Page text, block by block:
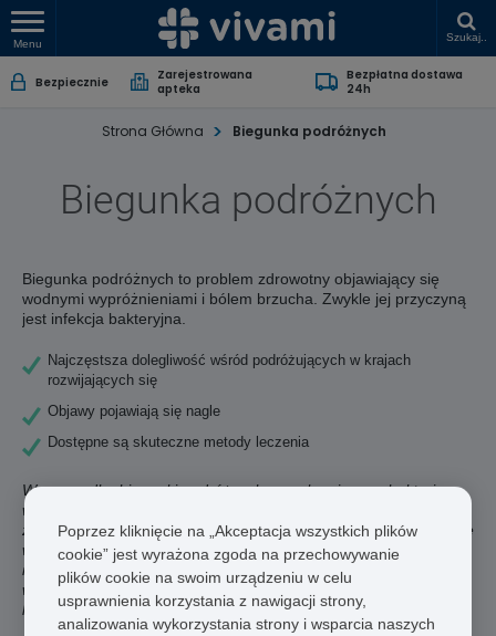
Menu
Szukaj..
Bezpiecznie
Zarejestrowana
apteka
Bezpłatna dostawa
24h
Strona Główna Biegunka podróżnych
Biegunka podróżnych
Biegunka podróżnych to problem zdrowotny objawiający się
wodnymi wypróżnieniami i bólem brzucha. Zwykle jej przyczyną
jest infekcja bakteryjna.
Najczęstsza dolegliwość wśród podróżujących w krajach
rozwijających się
Objawy pojawiają się nagle
Dostępne są skuteczne metody leczenia
W przypadku biegunki podróżnych wywołanej przez bakterie,
wskazane może być przyjmowanie antybiotyków w celu
zapobiegania lub leczenia infekcji. Poniżej można dowiedzieć się
więcej o lekach na receptę dostępnych w naszej aptece
internetowej. Oprócz wysyłki leków, oferujemy także usługi
wystawienia recepty na potrzebny lek przez doświadczonego
lekarza podczas konsultacji online.
Poprzez kliknięcie na „Akceptacja wszystkich plików
cookie” jest wyrażona zgoda na przechowywanie
plików cookie na swoim urządzeniu w celu
usprawnienia korzystania z nawigacji strony,
analizowania wykorzystania strony i wsparcia naszych